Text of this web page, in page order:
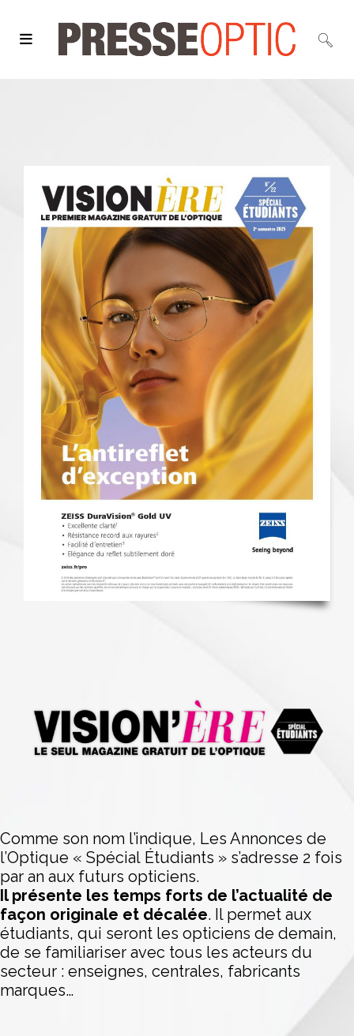
Comme son nom l’indique, Les Annonces de
l’Optique « Spécial Étudiants » s’adresse 2 fois
par an aux futurs opticiens.
Il présente les temps forts de l’actualité de
façon originale et décalée. Il permet aux
étudiants, qui seront les opticiens de demain,
de se familiariser avec tous les acteurs du
secteur : enseignes, centrales, fabricants
marques…